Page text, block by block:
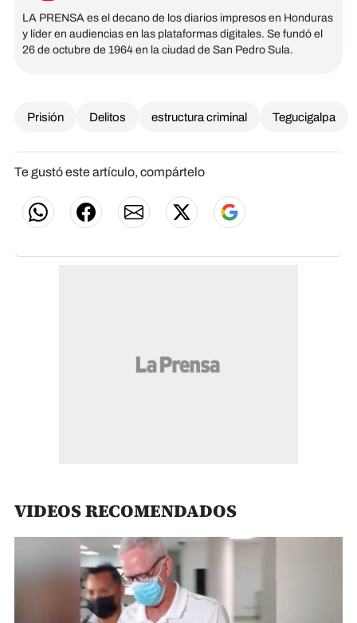
LA PRENSA es el decano de los diarios impresos en Honduras
y líder en audiencias en las plataformas digitales. Se fundó el
26 de octubre de 1964 en la ciudad de San Pedro Sula.
Prisión Delitos estructura criminal Tegucigalpa
Te gustó este artículo, compártelo
VIDEOS RECOMENDADOS